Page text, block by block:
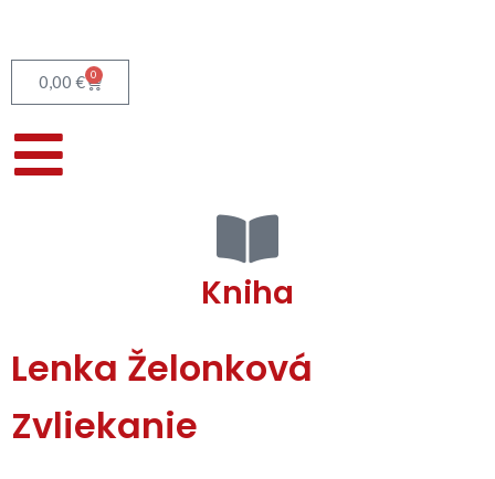
0,00 € 0
Kniha
Lenka Želonková
Zvliekanie